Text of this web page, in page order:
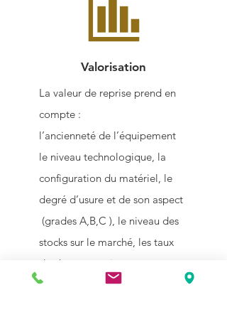
Valorisation
La valeur de reprise prend en
compte :
l’ancienneté de l’équipement
le niveau technologique, la
configuration du matériel, le
degré d’usure et de son aspect
(grades A,B,C ), le niveau des
stocks sur le marché, les taux
de change en vigueur